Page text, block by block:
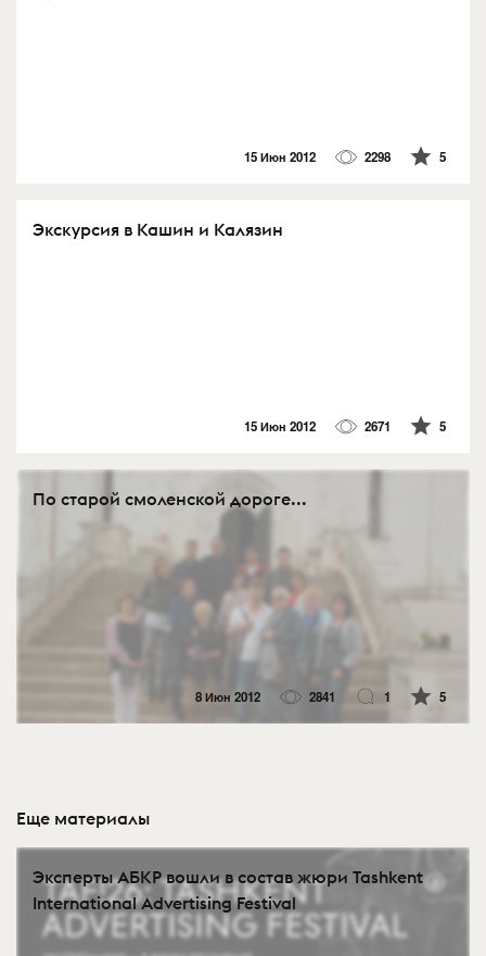
15 Июн 2012 2298 5
Экскурсия в Кашин и Калязин
15 Июн 2012 2671 5
По старой смоленской дороге...
8 Июн 2012 2841 1 5
Еще материалы
Эксперты АБКР вошли в состав жюри Tashkent
International Advertising Festival